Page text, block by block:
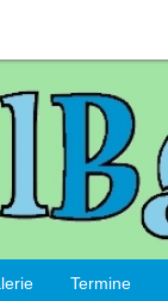
Termine